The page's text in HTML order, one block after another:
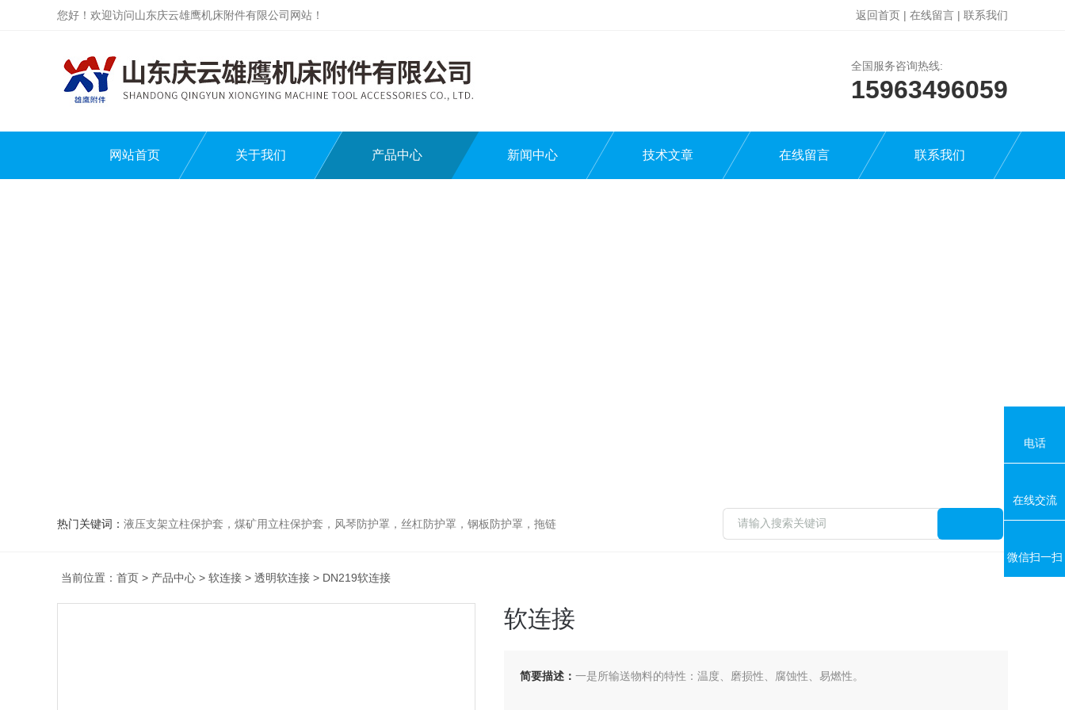
您好！欢迎访问山东庆云雄鹰机床附件有限公司网站！ 返回首页 | 在线留言 | 联系我们
全国服务咨询热线:
15963496059
网站首页 关于我们 产品中心 新闻中心 技术文章 在线留言 联系我们
热门关键词： 液压支架立柱保护套，煤矿用立柱保护套，风琴防护罩，丝杠防护罩，钢板防护罩，拖链
当前位置：首页>产品中心>软连接>透明软连接> DN219软连接
软连接
简要描述： 一是所输送物料的特性：温度、磨损性、腐蚀性、易燃性。
电话
在线交流
微信扫一扫